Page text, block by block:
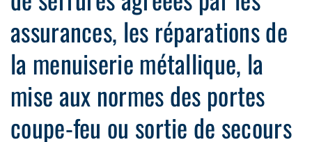
assurances, les réparations de
la menuiserie métallique, la
mise aux normes des portes
coupe-feu ou sortie de secours